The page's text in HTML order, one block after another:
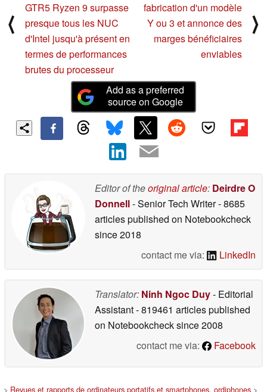
⟨
GTR5 Ryzen 9 surpasse
presque tous les NUC
d'Intel jusqu'à présent en
termes de performances
brutes du processeur
fabrication d'un modèle
Y ou 3 et annonce des
marges bénéficiaires
enviables
⟩
Add as a preferred
source on Google
Editor of theoriginal article: Deirdre O
Donnell- Senior Tech Writer- 8685
articles published on Notebookcheck
since 2018
contact me via:
LinkedIn
Translator: Ninh Ngoc Duy- Editorial
Assistant- 819461 articles published
on Notebookchecksince 2008
contact me via:
Facebook
> Revues et rapports de ordinateurs portatifs et smartphones, ordiphones >